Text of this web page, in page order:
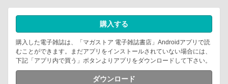
購入する
購入した電子雑誌は、「マガストア 電子雑誌書店」Androidアプリで読
むことができます。まだアプリをインストールされていない場合には、
下記「アプリ内で買う」ボタンよりアプリをダウンロードして下さい。
ダウンロード